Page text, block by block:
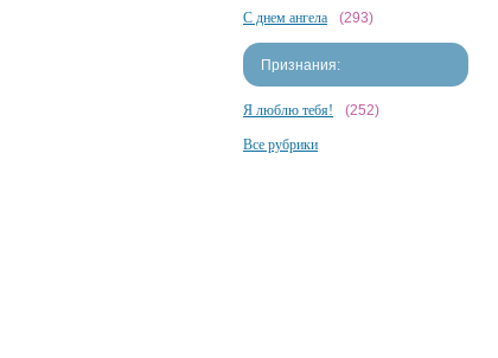
С днем ангела (293)
Признания:
Я люблю тебя! (252)
Все рубрики